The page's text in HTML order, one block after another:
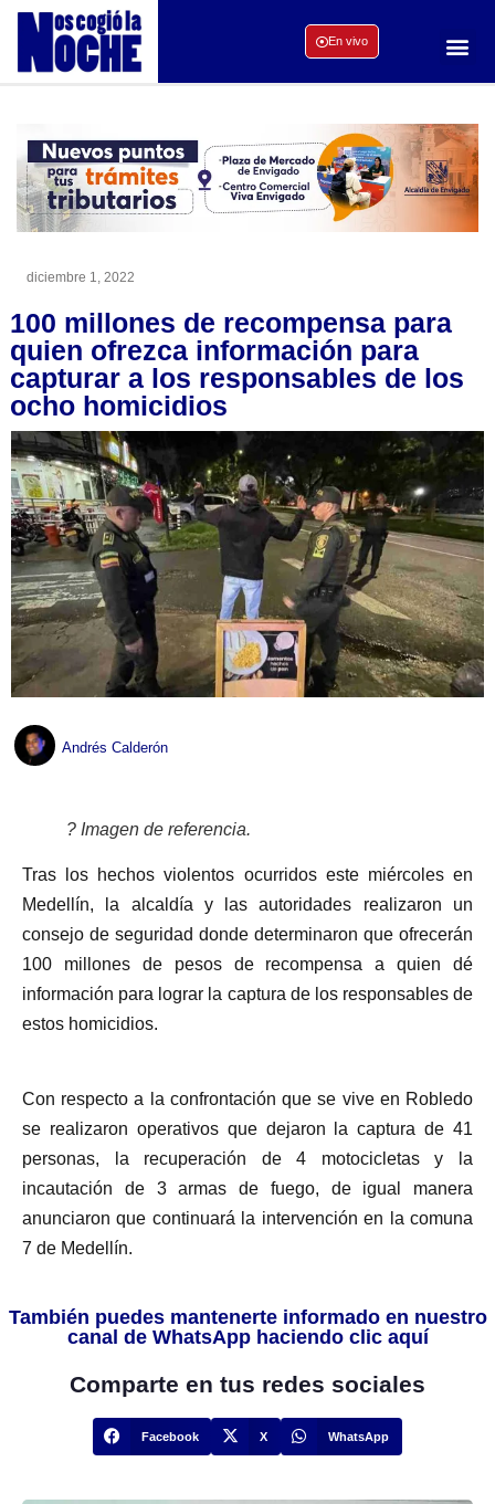
En vivo
diciembre 1, 2022
100 millones de recompensa para
quien ofrezca información para
capturar a los responsables de los
ocho homicidios
Andrés Calderón
? Imagen de referencia.
Tras los hechos violentos ocurridos este miércoles en
Medellín, la alcaldía y las autoridades realizaron un
consejo de seguridad donde determinaron que ofrecerán
100 millones de pesos de recompensa a quien dé
información para lograr la captura de los responsables de
estos homicidios.
Con respecto a la confrontación que se vive en Robledo
se realizaron operativos que dejaron la captura de 41
personas, la recuperación de 4 motocicletas y la
incautación de 3 armas de fuego, de igual manera
anunciaron que continuará la intervención en la comuna
7 de Medellín.
También puedes mantenerte informado en nuestro
canal de WhatsApp haciendo clic aquí
Comparte en tus redes sociales
Facebook X WhatsApp